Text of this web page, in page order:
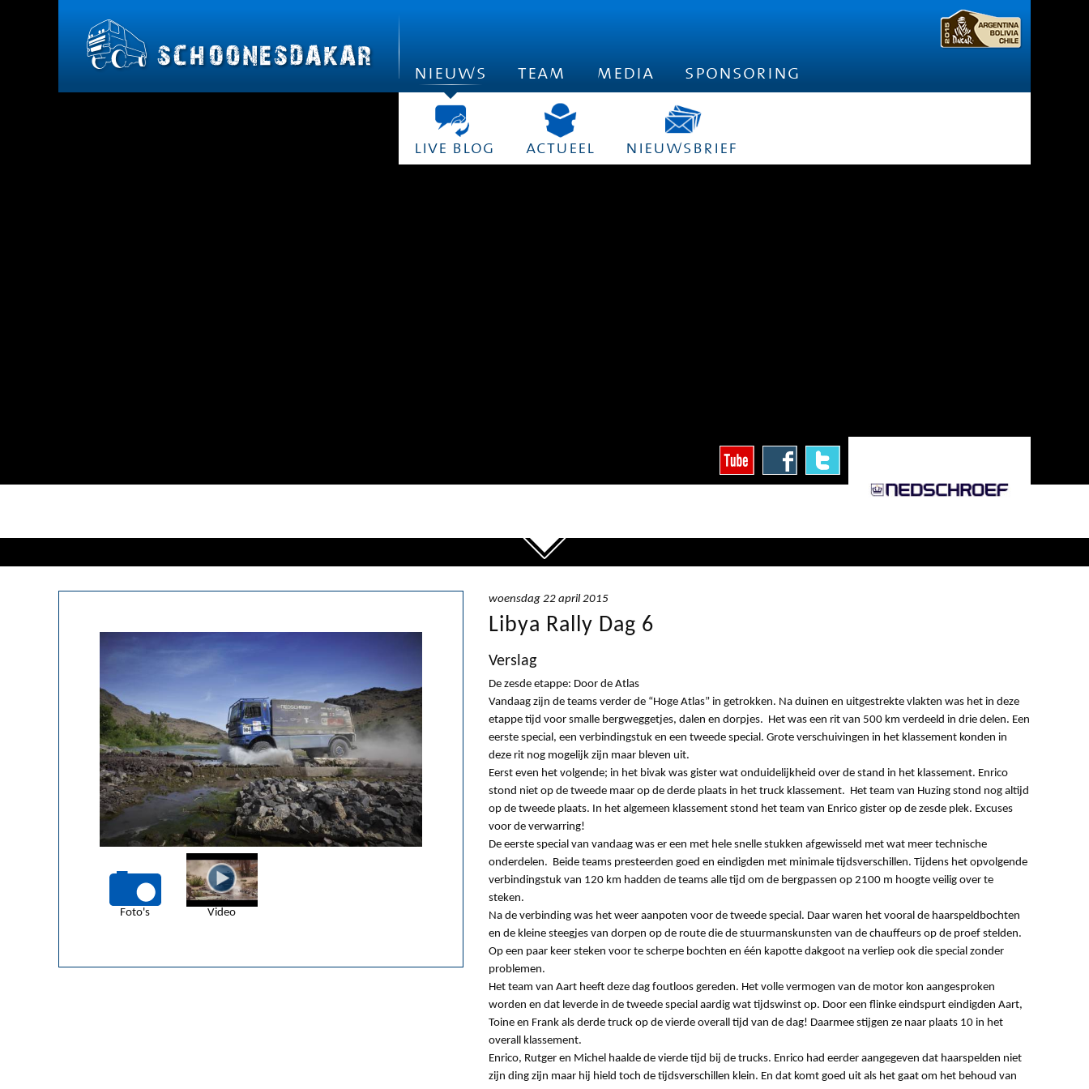
nieuws
live blog actueel nieuwsbrief
team media sponsoring
Foto's Video
woensdag 22 april 2015
Libya Rally Dag 6
Verslag
De zesde etappe: Door de Atlas
Vandaag zijn de teams verder de “Hoge Atlas” in getrokken. Na duinen en uitgestrekte vlakten was het in deze
etappe tijd voor smalle bergweggetjes, dalen en dorpjes. Het was een rit van 500 km verdeeld in drie delen. Een
eerste special, een verbindingstuk en een tweede special. Grote verschuivingen in het klassement konden in
deze rit nog mogelijk zijn maar bleven uit.
Eerst even het volgende; in het bivak was gister wat onduidelijkheid over de stand in het klassement. Enrico
stond niet op de tweede maar op de derde plaats in het truck klassement. Het team van Huzing stond nog altijd
op de tweede plaats. In het algemeen klassement stond het team van Enrico gister op de zesde plek. Excuses
voor de verwarring!
De eerste special van vandaag was er een met hele snelle stukken afgewisseld met wat meer technische
onderdelen. Beide teams presteerden goed en eindigden met minimale tijdsverschillen. Tijdens het opvolgende
verbindingstuk van 120 km hadden de teams alle tijd om de bergpassen op 2100 m hoogte veilig over te
steken.
Na de verbinding was het weer aanpoten voor de tweede special. Daar waren het vooral de haarspeldbochten
en de kleine steegjes van dorpen op de route die de stuurmanskunsten van de chauffeurs op de proef stelden.
Op een paar keer steken voor te scherpe bochten en één kapotte dakgoot na verliep ook die special zonder
problemen.
Het team van Aart heeft deze dag foutloos gereden. Het volle vermogen van de motor kon aangesproken
worden en dat leverde in de tweede special aardig wat tijdswinst op. Door een flinke eindspurt eindigden Aart,
Toine en Frank als derde truck op de vierde overall tijd van de dag! Daarmee stijgen ze naar plaats 10 in het
overall klassement.
Enrico, Rutger en Michel haalde de vierde tijd bij de trucks. Enrico had eerder aangegeven dat haarspelden niet
zijn ding zijn maar hij hield toch de tijdsverschillen klein. En dat komt goed uit als het gaat om het behoud van